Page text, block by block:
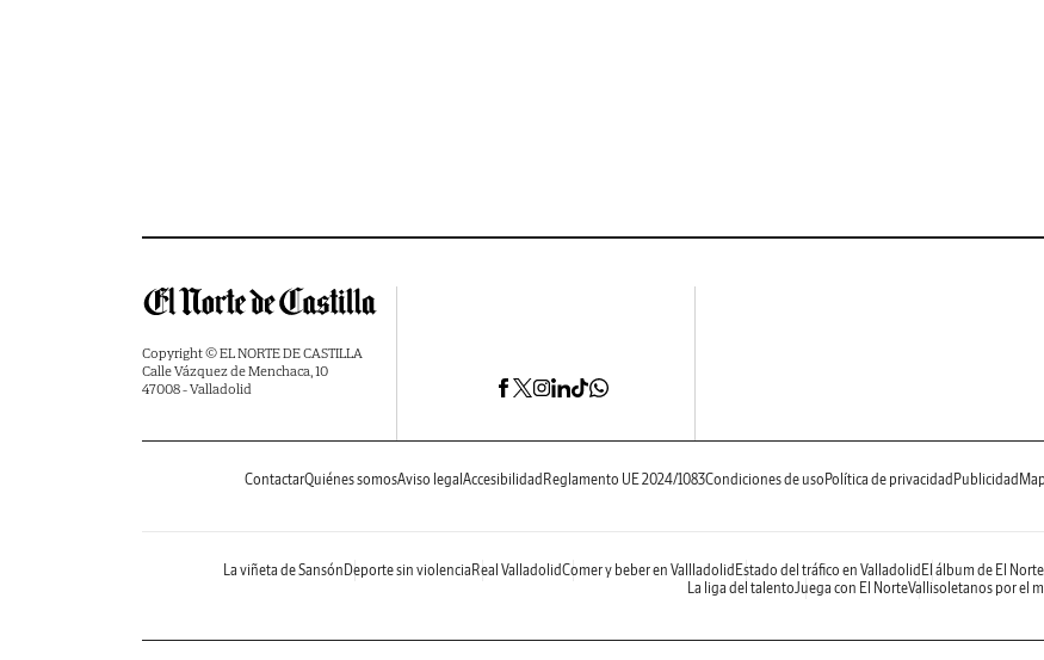
Copyright © EL NORTE DE CASTILLA
Calle Vázquez de Menchaca, 10
47008 - Valladolid
ContactarQuiénes somosAviso legal Accesibilidad Reglamento UE 2024/1083Condiciones de uso Política de privacidad Publicidad
La viñeta de Sansón Deporte sin violencia Real ValladolidComer y beber en Vallladolid Estado del tráfico en Valladolid El álbum de El Norte
La liga del talentoJuega con El NorteVallisoletanos por el